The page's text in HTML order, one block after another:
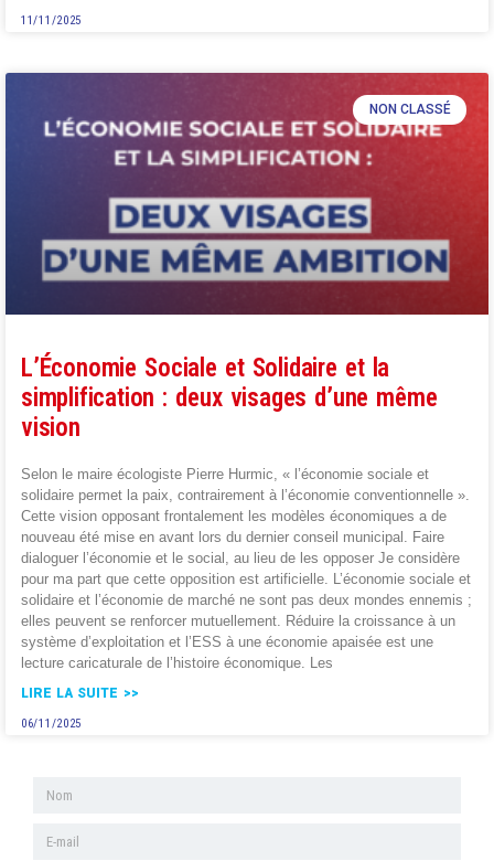
11/11/2025
NON CLASSÉ
L’Économie Sociale et Solidaire et la
simplification : deux visages d’une même
vision
Selon le maire écologiste Pierre Hurmic, « l’économie sociale et
solidaire permet la paix, contrairement à l’économie conventionnelle ».
Cette vision opposant frontalement les modèles économiques a de
nouveau été mise en avant lors du dernier conseil municipal. Faire
dialoguer l’économie et le social, au lieu de les opposer Je considère
pour ma part que cette opposition est artificielle. L’économie sociale et
solidaire et l’économie de marché ne sont pas deux mondes ennemis ;
elles peuvent se renforcer mutuellement. Réduire la croissance à un
système d’exploitation et l’ESS à une économie apaisée est une
lecture caricaturale de l’histoire économique. Les
LIRE LA SUITE >>
06/11/2025
1